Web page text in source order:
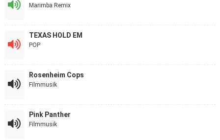
Marimba Remix
TEXAS HOLD EM
POP
Rosenheim Cops
Filmmusik
Pink Panther
Filmmusik